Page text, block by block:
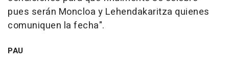
pues serán Moncloa y Lehendakaritza quienes
comuniquen la fecha".
PAU